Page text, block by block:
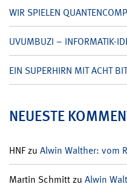
WIR SPIELEN
UVUMBUZI – INFORMATIK-
EIN SUPERHIRN MIT ACHT BIT
NEUESTE
HNFzu Alwin Walther: vom
Martin Schmittzu Alwin